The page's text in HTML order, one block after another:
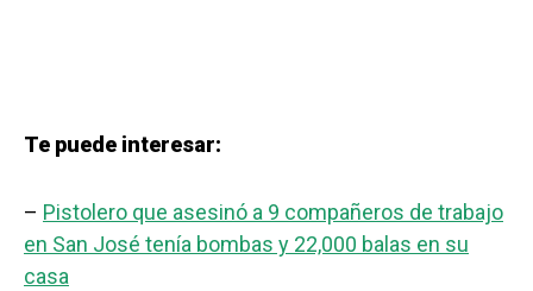
Te puede interesar:
– Pistolero que asesinó a 9 compañeros de trabajo
en San José tenía bombas y 22,000 balas en su
casa